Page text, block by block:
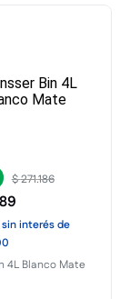
$271.186
sin interésde
4L Blanco Mate